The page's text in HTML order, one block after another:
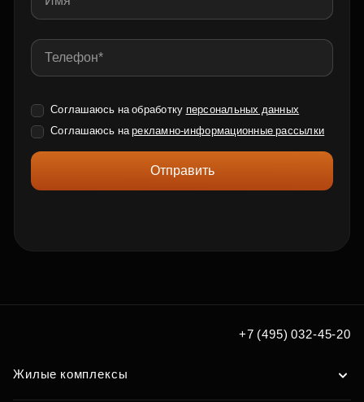
Соглашаюсь на обработку персональных данных
Соглашаюсь нарекламно-информационные рассылки
Отправить
+7 (495) 032-45-20
Жилые комплексы